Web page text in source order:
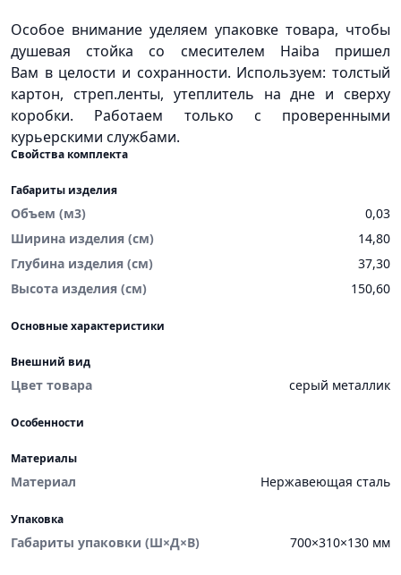
Особое внимание уделяем упаковке товара, чтобы
душевая стойка со смесителем Haiba пришел
Вам в целости и сохранности. Используем: толстый
картон, стреп.ленты, утеплитель на дне и сверху
коробки. Работаем только с проверенными
курьерскими службами.
Свойства комплекта
Габариты изделия
Объем (м3)
0,03
Ширина изделия (см)
14,80
Глубина изделия (см)
37,30
Высота изделия (см)
150,60
Основные характеристики
Внешний вид
Цвет товара серый металлик
Особенности
Материалы
Материал Нержавеющая сталь
Упаковка
Габариты упаковки (Ш×Д×В) 700×310×130 мм